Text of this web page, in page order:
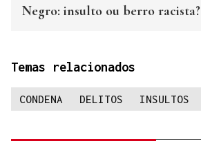
Negro: insulto ou berro racista?
Temas relacionados
CONDENA DELITOS INSULTOS